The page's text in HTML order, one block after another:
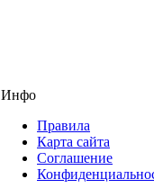
Инфо
Правила
Карта сайта
Соглашение